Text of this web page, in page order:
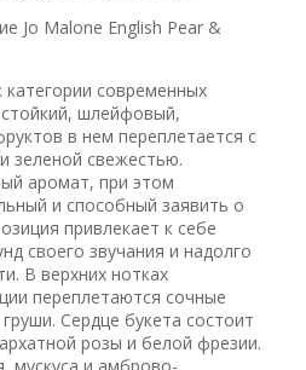
Jo Malone English Pear &
категории современных
шлейфовый,
в нем переплетается с
зеленой свежестью.
аромат, при этом
и способный заявить о
привлекает к себе
своего звучания и надолго
В верхних нотках
переплетаются сочные
Сердце букета состоит
розы и белой фрезии.
мускуса и амброво-